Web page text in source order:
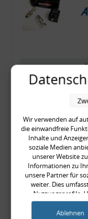
Wir verwenden auf
die einwandfreie
Inhalte und
soziale Medien
unserer Website
Informationen zu
unsere Partner für
weiter. Dies
Nutzungsprofile.
Products) führen
weiteren DatenAblehnen